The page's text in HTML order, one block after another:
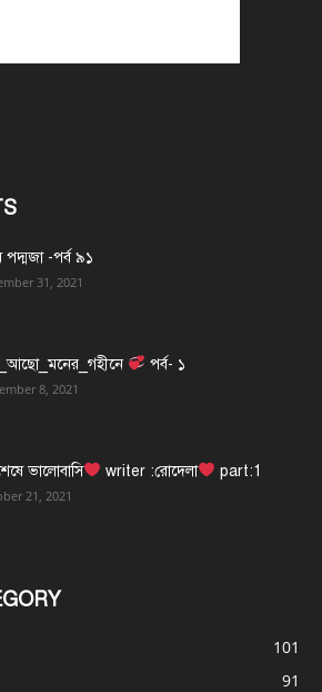
-পর্ব ৯১
31, 2021
পর্ব- ১
8, 2021
ভালোবাসি writer :রোদেলা part:1
21, 2021
101
91